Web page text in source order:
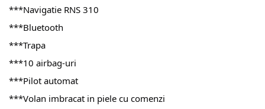
***Navigatie RNS 310
***Bluetooth
***Trapa
***10 airbag-uri
***Pilot automat
***Volan imbracat in piele cu comenzi